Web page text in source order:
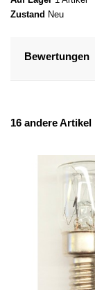
Zustand Neu
Bewertungen
16 andere